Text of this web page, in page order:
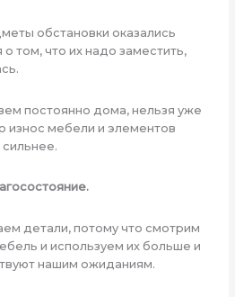
обстановки оказались
о том, что их надо заместить,
постоянно дома, нельзя уже
износ мебели и элементов
детали, потому что смотрим
и используем их больше и
нашим ожиданиям.